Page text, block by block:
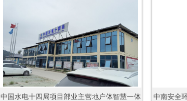
中国水电十四局项目部业主营地户体智慧一体 中南安全